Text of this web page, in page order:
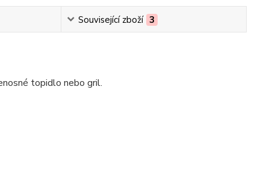
Související zboží 3
topidlo nebo gril.